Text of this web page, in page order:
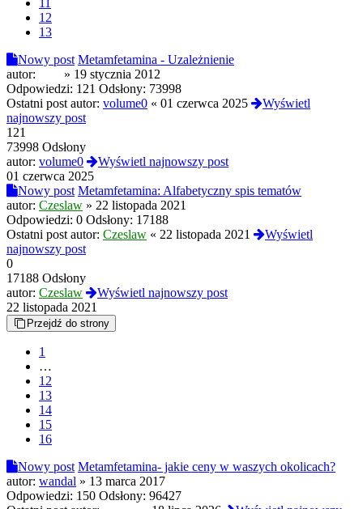
12
13
Nowy post Metamfetamina - Uzależnienie
autor:
» 19 stycznia 2012
Odpowiedzi: 121 Odsłony: 73998
Ostatni post autor: volume0 « 01 czerwca 2025
Wyświetl
najnowszy post
121
73998 Odsłony
autor: volume0
Wyświetl najnowszy post
01 czerwca 2025
Nowy post Metamfetamina: Alfabetyczny spis tematów
autor: Czeslaw » 22 listopada 2021
Odpowiedzi: 0 Odsłony: 17188
Ostatni post autor: Czeslaw « 22 listopada 2021
Wyświetl
najnowszy post
0
17188 Odsłony
autor: Czeslaw
Wyświetl najnowszy post
22 listopada 2021
Przejdź do strony
1
…
12
13
14
15
16
Nowy post Metamfetamina- jakie ceny w waszych okolicach?
autor: wandal » 13 marca 2017
Odpowiedzi: 150 Odsłony: 96427